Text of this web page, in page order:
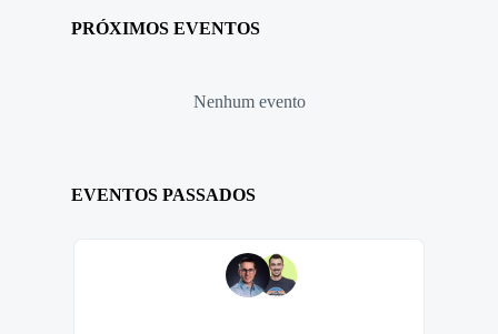
PRÓXIMOS EVENTOS
Nenhum evento
EVENTOS PASSADOS